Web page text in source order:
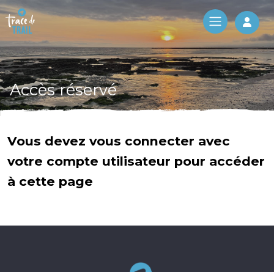
Log
Accès réservé
Vous devez vous connecter avec
votre compte utilisateur pour accéder
à cette page